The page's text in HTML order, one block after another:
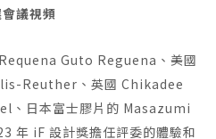
議視頻
Guto Reguena、美國
Reuther、英國 Chikadee
日本富士膠片的 Masazumi
年 iF 設計獎擔任評委的體驗和